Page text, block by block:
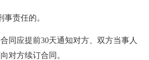
责任的。
同应提前30天通知对方、双方当事人
对方续订合同。